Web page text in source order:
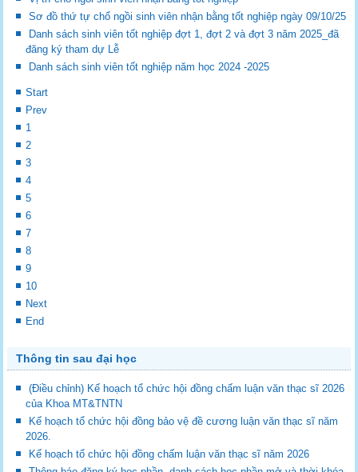
Sơ đồ thứ tự chổ ngồi sinh viên nhận bằng tốt nghiệp ngày 09/10/25
Danh sách sinh viên tốt nghiệp đợt 1, đợt 2 và đợt 3 năm 2025_đã
đăng ký tham dự Lễ
Danh sách sinh viên tốt nghiệp năm học 2024 -2025
Start
Prev
1
2
3
4
5
6
7
8
9
10
Next
End
Thông tin sau đại học
(Điều chỉnh) Kế hoạch tổ chức hội đồng chấm luận văn thạc sĩ 2026
của Khoa MT&TNTN
Kế hoạch tổ chức hội đồng bảo vệ đề cương luận văn thạc sĩ năm
2026.
Kế hoạch tổ chức hội đồng chấm luận văn thạc sĩ năm 2026